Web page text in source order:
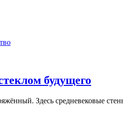
будущего
Здесь средневековые